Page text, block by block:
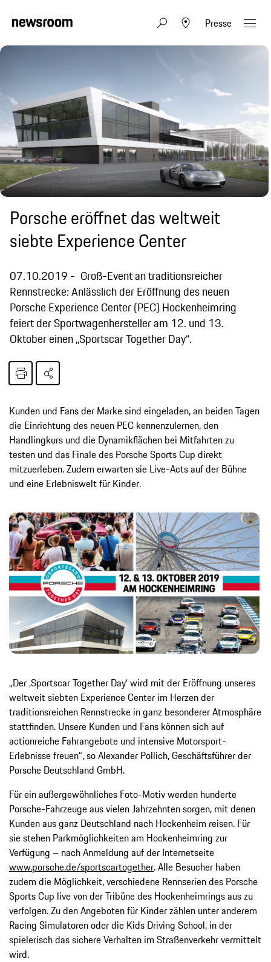
Presse
Porsche eröffnet das weltweit
siebte Experience Center
07.10.2019
Groß-Event an traditionsreicher
Rennstrecke: Anlässlich der Eröffnung des neuen
Porsche Experience Center (PEC) Hockenheimring
feiert der Sportwagenhersteller am 12. und 13.
Oktober einen „Sportscar Together Day“.
Kunden und Fans der Marke sind eingeladen, an beiden Tagen
die Einrichtung des neuen PEC kennenzulernen, den
Handlingkurs und die Dynamikflächen bei Mitfahrten zu
testen und das Finale des Porsche Sports Cup direkt
mitzuerleben. Zudem erwarten sie Live-Acts auf der Bühne
und eine Erlebniswelt für Kinder.
„Der ‚Sportscar Together Day‘ wird mit der Eröffnung unseres
weltweit siebten Experience Center im Herzen der
traditionsreichen Rennstrecke in ganz besonderer Atmosphäre
stattfinden. Unsere Kunden und Fans können sich auf
actionreiche Fahrangebote und intensive Motorsport-
Erlebnisse freuen“, so Alexander Pollich, Geschäftsführer der
Porsche Deutschland GmbH.
Für ein außergewöhnliches Foto-Motiv werden hunderte
Porsche-Fahrzeuge aus vielen Jahrzehnten sorgen, mit denen
Kunden aus ganz Deutschland nach Hockenheim reisen. Für
sie stehen Parkmöglichkeiten am Hockenheimring zur
Verfügung – nach Anmeldung auf der Internetseite
www.porsche.de/sportscartogether. Alle Besucher haben
zudem die Möglichkeit, verschiedene Rennserien des Porsche
Sports Cup live von der Tribüne des Hockenheimrings aus zu
verfolgen. Zu den Angeboten für Kinder zählen unter anderem
Racing Simulatoren oder die Kids Driving School, in der
spielerisch das sichere Verhalten im Straßenverkehr vermittelt
wird.